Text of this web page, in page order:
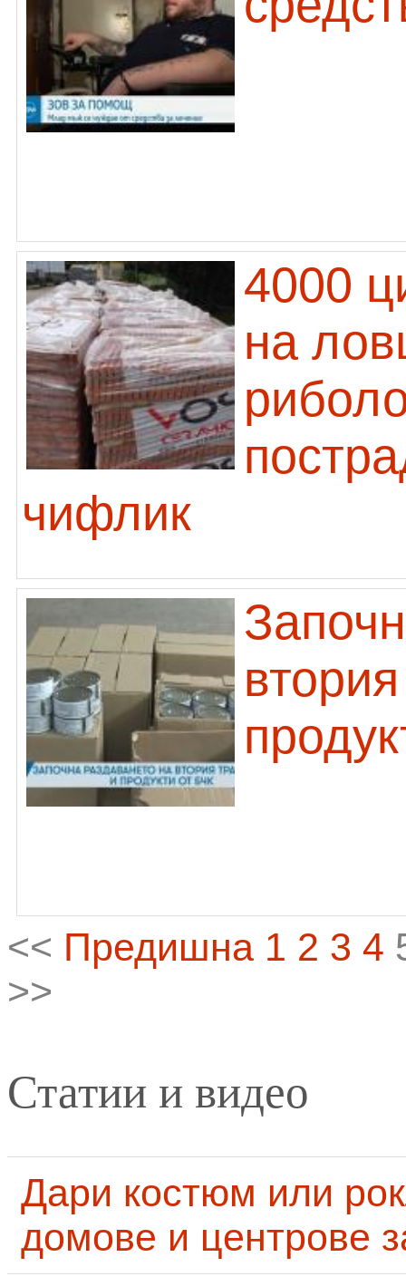
4000
на
чифлик
<< Предишна 1 2 3 4
>>
Статии и видео
Дари костюм или
домове и центрове